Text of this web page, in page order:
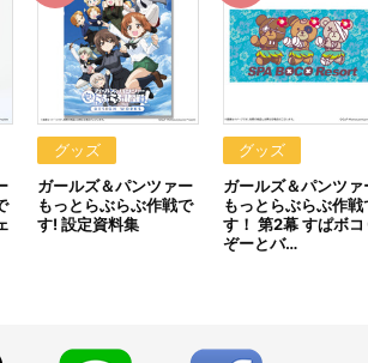
イベント会場、海外等で販売する場合がご
サイト等でご案内いたします。
りがございます。準備数に達した場合、早
了させていただくことがございます。
」表示後も、ご注文のキャンセルや支払い
は販売を再開させていただく場合がございま
ください。
更となる場合がございます。
モニター環境により、実物と多少異なって
す。
です。実際の仕様とは異なる場合がござい
承ください。
グッズ
ガールズ＆パンツァー
もっとらぶらぶ作戦で
す! 設定資料集
グッズ
ガールズ＆パンツァ
もっとらぶらぶ作戦
す！ 第2幕 すぱボコ
ぞーとバ…